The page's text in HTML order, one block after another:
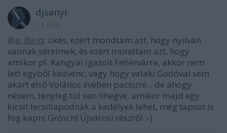
djsanyi
@a. Bárd: okés, ezért mondtam azt, hogy nyilván
vannak sérelmek, és ezért mondtam azt, hogy
amikor pl. Kangyal igazolt Fehérvárra, akkor nem
lett egyből kedvenc, vagy hogy valaki Godóval sem
akart első Volános évében pacsizni... de ahogy
nézem, tényleg túl van lihegve, amikor majd egy
kicsit lecsillapodnak a kedélyek lehet, még tapsot is
fog kapni Gröschl Újvárosi részről :-)